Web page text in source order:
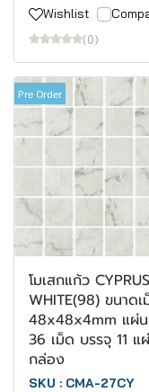
Wishlist
(0)
Pre Order
โมเสกแก้ว CYPRUS
WHITE(98) ขนาดเ
48x48x4mm แผ่น
36 เม็ด บรรจุ 11 แ
กล่อง
SKU : CMA-27CY